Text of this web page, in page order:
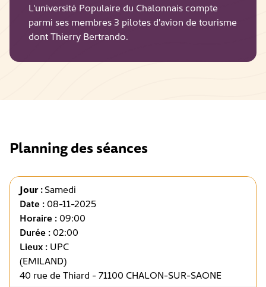
L'université Populaire du Chalonnais compte
parmi ses membres 3 pilotes d'avion de tourisme
dont Thierry Bertrando.
Planning des séances
Jour :Samedi
Date :08-11-2025
Horaire :09:00
Durée :02:00
Lieux : UPC
(EMILAND)
40 rue de Thiard - 71100 CHALON-SUR-SAONE